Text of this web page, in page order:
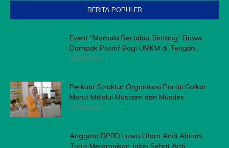
BERITA POPULER
Event “Mamala Bertabur Bintang” Bawa
Dampak Positif Bagi UMKM di Tengah...
08/08/2026
Perkuat Struktur Organisasi Partai Golkar
Morut Melalui Muscam dan Musdes
07/08/2026
Anggota DPRD Luwu Utara Andi Abriani
Turut Meramaikan Jalan Sehat Anti...